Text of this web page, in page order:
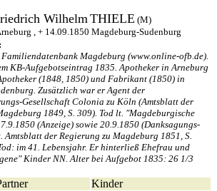
WilhelmTHIELE (M)
, + 14.09.1850 Magdeburg-Sudenburg
Magdeburg (www.online-ofb.de).
KB-Aufgebotseintrag 1835. Apotheker in Arneburg
(1848, 1850) und Fabrikant (1850) in
Zusätzlich war er Agent der
Gesellschaft Colonia zu Köln (Amtsblatt der
1849, S. 309). Tod lt. "Magdeburgische
(Anzeige) sowie 20.9.1850 (Danksagungs-
Amtsblatt der Regierung zu Magdeburg 1851, S.
im 41. Lebensjahr. Er hinterließ Ehefrau und
Kinder NN. Alter bei Aufgebot 1835: 26 1/3
Kinder